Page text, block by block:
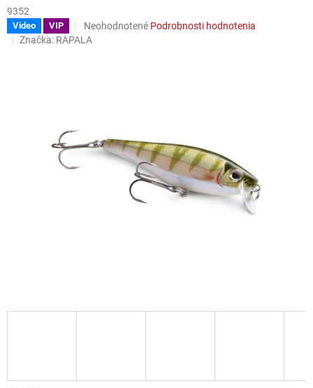
9352
Video VIP Priemerné hodnotenie produktu je 0,0 z 5 hviezdičiek.
Neohodnotené Podrobnosti hodnotenia
Značka: RAPALA